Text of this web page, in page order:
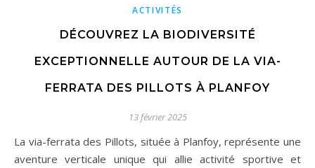
ACTIVITÉS
DÉCOUVREZ LA BIODIVERSITÉ
EXCEPTIONNELLE AUTOUR DE LA VIA-
FERRATA DES PILLOTS À PLANFOY
13 février 2025
La via-ferrata des Pillots, située à Planfoy, représente une
aventure verticale unique qui allie activité sportive et